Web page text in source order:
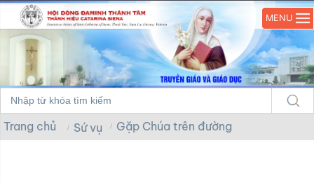
MENU
Trang chủ Sứ vụ Gặp Chúa trên đường